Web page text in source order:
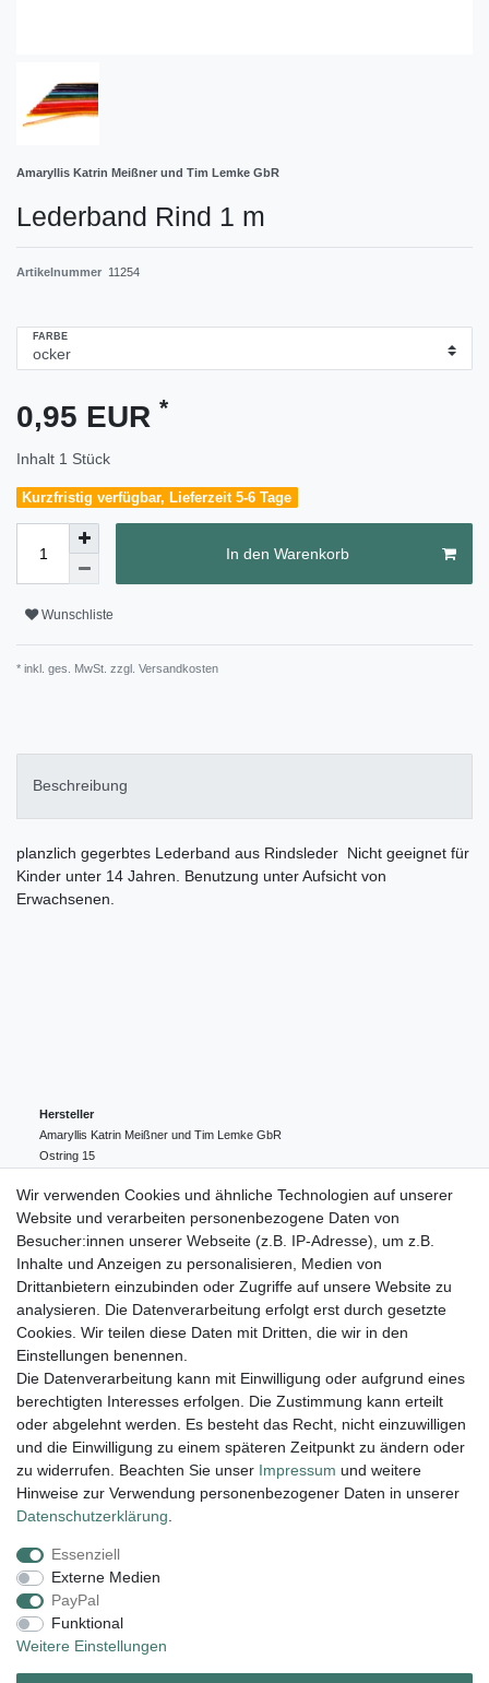
Amaryllis Katrin Meißner und Tim Lemke GbR
Lederband Rind 1 m
Artikelnummer 11254
FARBE
0,95 EUR *
Inhalt 1 Stück
Kurzfristig verfügbar, Lieferzeit 5-6 Tage
In den Warenkorb
Wunschliste
* inkl. ges. MwSt. zzgl. Versandkosten
Beschreibung
planzlich gegerbtes Lederband aus Rindsleder Nicht geeignet für
Kinder unter 14 Jahren. Benutzung unter Aufsicht von
Erwachsenen.
Hersteller
Amaryllis Katrin Meißner und Tim Lemke GbR
Ostring 15
004943548099856
amaryllis-eckernfoerde@t-online.de
EU-Verantwortlicher
Amaryllis Katrin Meißner und Tim Lemke GbR
Ostring
15
004943548099856
amaryllis-eckernfoerde@t-online.de
Lieferung und Versand
Impressum Daten­schutz­erklärung AGB
Widerrufs­recht
Zahlungsarten:
Wir verwenden Cookies und ähnliche Technologien auf unserer
Website und verarbeiten personenbezogene Daten von
Besucher:innen unserer Webseite (z.B. IP-Adresse), um z.B.
Inhalte und Anzeigen zu personalisieren, Medien von
Drittanbietern einzubinden oder Zugriffe auf unsere Website zu
analysieren. Die Datenverarbeitung erfolgt erst durch gesetzte
Cookies. Wir teilen diese Daten mit Dritten, die wir in den
Einstellungen benennen.
Die Datenverarbeitung kann mit Einwilligung oder aufgrund eines
berechtigten Interesses erfolgen. Die Zustimmung kann erteilt
oder abgelehnt werden. Es besteht das Recht, nicht einzuwilligen
und die Einwilligung zu einem späteren Zeitpunkt zu ändern oder
zu widerrufen. Beachten Sie unser Impressum und weitere
Hinweise zur Verwendung personenbezogener Daten in unserer
Daten­schutz­erklärung
Essenziell
Externe Medien
PayPal
Funktional
Weitere Einstellungen